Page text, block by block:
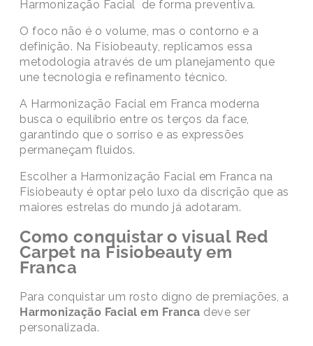
Harmonização Facial de forma preventiva.
O foco não é o volume, mas o contorno e a
definição. Na Fisiobeauty, replicamos essa
metodologia através de um planejamento que
une tecnologia e refinamento técnico.
A Harmonização Facial em Franca moderna
busca o equilíbrio entre os terços da face,
garantindo que o sorriso e as expressões
permaneçam fluidos.
Escolher a Harmonização Facial em Franca na
Fisiobeauty é optar pelo luxo da discrição que as
maiores estrelas do mundo já adotaram.
Como conquistar o visual Red
Carpet na Fisiobeauty em
Franca
Para conquistar um rosto digno de premiações, a
Harmonização Facial em Franca deve ser
personalizada.